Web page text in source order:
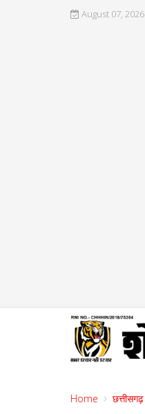
August 07, 2026
Home छत्तीसगढ़